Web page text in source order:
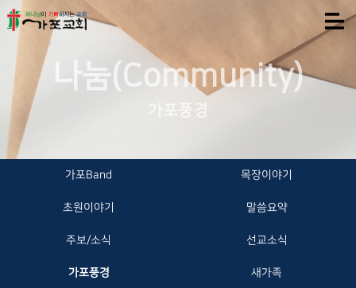
나눔(Community)
가포풍경
가포Band 목장이야기
초원이야기 말씀요약
주보/소식 선교소식
가포풍경 새가족